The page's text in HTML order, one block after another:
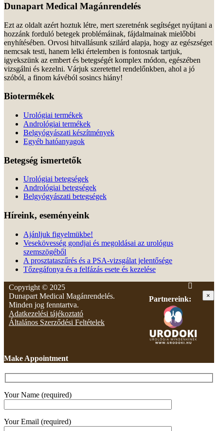
Dunapart Medical Magánrendelés
Ezt az oldalt azért hoztuk létre, mert szeretnénk segítséget nyújtani a
hozzánk forduló betegek problémáinak, fájdalmainak mielőbbi
enyhítésében. Orvosi hitvallásunk szilárd alapja, hogy az egészséget
nemcsak testi, hanem lelki értelemben is fontosnak tartjuk,
igyekszünk az embert és betegségét komplex módon, egészében
vizsgálni és kezelni. Várjuk szeretettel rendelőnkben, ahol a jó
szóból, a finom kávéból sosincs hiány!
Biotermékek
Urológiai termékek
Andrológiai termékek
Belgyógyászati készítmények
Egyéb hatóanyagok
Betegség ismertetők
Urológiai betegségek
Andrológiai betegségek
Belgyógyászati betegségek
Híreink, eseményeink
Ajánljuk figyelmükbe!
Vesekövesség gondjai és megoldásai az urológus
szemszögéből
A prosztataszűrés és a PSA-vizsgálat jelentősége
Tőzegáfonya és a felfázás esete és kezelése
Copyright © 2025
Dunapart Medical Magánrendelés.
Minden jog fenntartva.
Adatkezelési tájékoztató
Általános Szerződési Feltételek
Partnereink: ×
Make Appointment
Your Name (required)
Your Email (required)